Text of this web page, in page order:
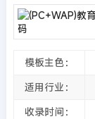
模板主色：
适用行业：
收录时间：